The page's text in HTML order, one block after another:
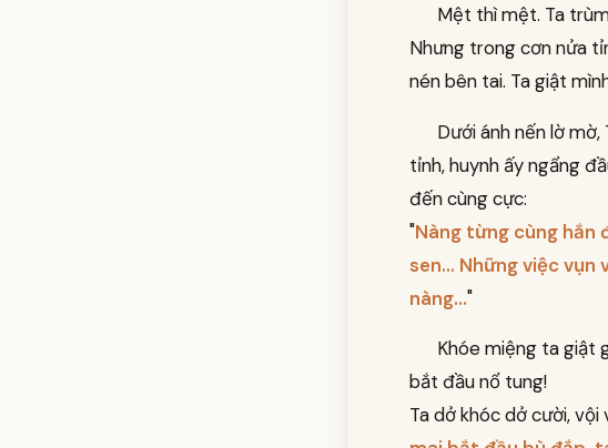
Mệt thì mệt. Ta
Nhưng trong cơn nửa
nén bên tai. Ta giật
Dưới ánh nến lờ
tỉnh, huynh ấy ngẩng
đến cùng cực:
"Nàng từng cùng hắn
sen... Những việc
nàng..."
Khóe miệng ta giật
bắt đầu nổ tung!
Ta dở khóc dở cười, vội